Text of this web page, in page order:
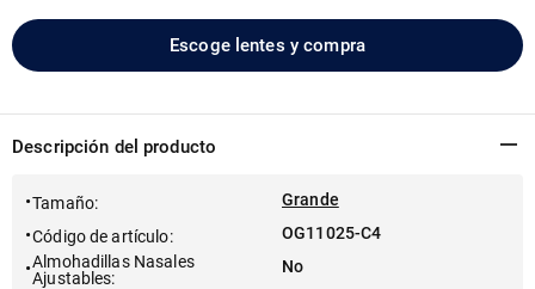
Escoge lentes y compra
Descripción del producto
Tamaño:
Grande
Código de artículo:
OG11025-C4
Almohadillas Nasales
Ajustables:
No